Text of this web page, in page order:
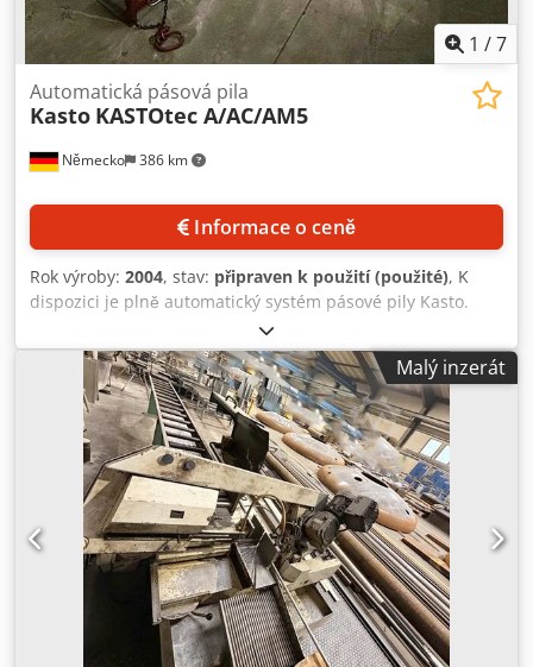
1 /7
Německo 386 km
Automatická pásová pila
Kasto KASTOtec A/AC/AM5
Informace o ceně
Rok výroby: 2004, stav: připraven k použití (použité), K
dispozici je plně automatický systém pásové pily Kasto.
Rozsah řezu při 90°: kulatý materiál: 530 mm, čtvercový
materiál: 530 mm/530 mm, plochý materiál: 530 mm/640
mm, délka pilového kotouče: 7675 mm, šířka pilového
kotouče: 54 mm, tloušťka pilového kotouče: 1,6 mm, řezná
rychlost: 120 m/min. Celkové rozměry systému X/Y: cca.
18000mm/4000mm, hmotnost: cca. 6000 kg. Včetně
válečkových dopravníků. Dokumentace k dispozici.
Prohlídka na místě je možná. Dsdpfx Asv S E Edjipjck
Malý inzerát